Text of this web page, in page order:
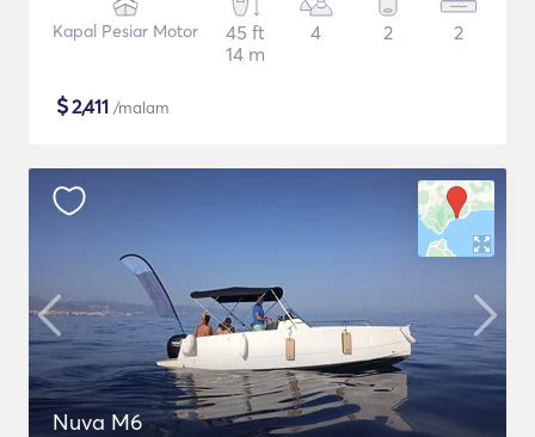
Kapal Pesiar Motor
45 ft
14 m
4 2 2
$2,411 /malam
Nuva M6